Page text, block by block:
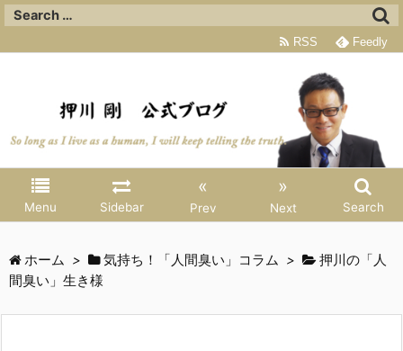
Menu Sidebar
«
Prev
»
Next Search
RSS Feedly
ホーム > 気持ち！「人間臭い」コラム >
押川の「人
間臭い」生き様